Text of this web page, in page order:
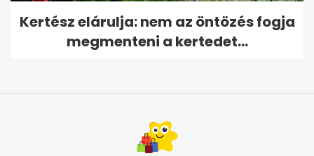
Kertész elárulja: nem az öntözés fogja
megmenteni a kertedet...